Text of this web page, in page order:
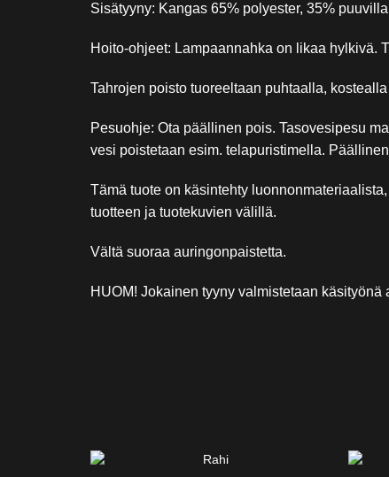
Sisätyyny: Kangas 65% polyester, 35%
Hoito-ohjeet: Lampaannahka on likaa hylkivä.
Tahrojen poisto tuoreeltaan puhtaalla,
Pesuohje: Ota päällinen pois. Tasovesipesu
vesi poistetaan esim. telapuristimella.
Tämä tuote on käsintehty
tuotteen ja tuotekuvien välillä.
Vältä suoraa auringonpaistetta.
HUOM! Jokainen tyyny valmistetaan